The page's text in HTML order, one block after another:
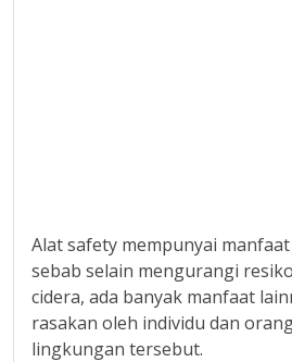
Alat safety mempunyai
sebab selain mengurangi
cidera, ada banyak manfaat
rasakan oleh individu dan
lingkungan tersebut.